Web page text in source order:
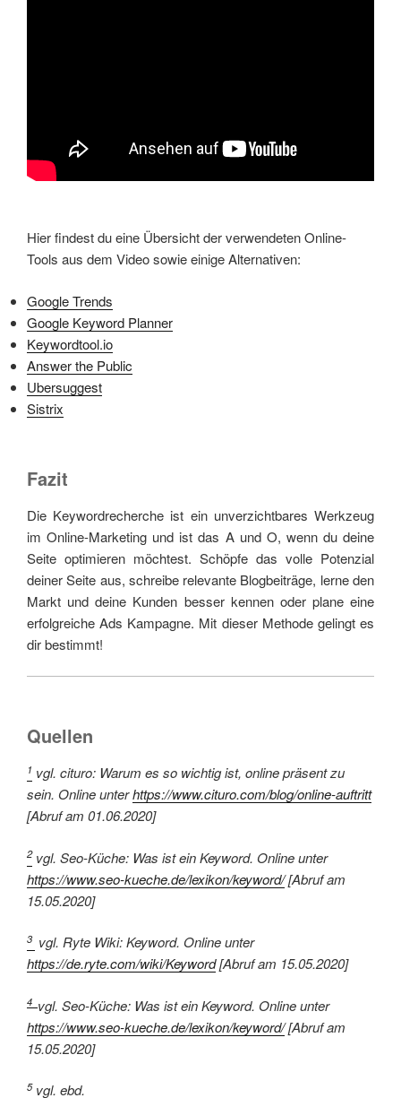
Hier findest du eine Übersicht der verwendeten Online-
Tools aus dem Video sowie einige Alternativen:
Google Trends
Google Keyword Planner
Keywordtool.io
Answer the Public
Ubersuggest
Sistrix
Fazit
Die Keywordrecherche ist ein unverzichtbares Werkzeug
im Online-Marketing und ist das A und O, wenn du deine
Seite optimieren möchtest. Schöpfe das volle Potenzial
deiner Seite aus, schreibe relevante Blogbeiträge, lerne den
Markt und deine Kunden besser kennen oder plane eine
erfolgreiche Ads Kampagne. Mit dieser Methode gelingt es
dir bestimmt!
Quellen
1 vgl. cituro: Warum es so wichtig ist, online präsent zu
sein. Online unterhttps://www.cituro.com/blog/online-auftritt
[Abruf am 01.06.2020]
2vgl. Seo-Küche: Was ist ein Keyword. Online unter
https://www.seo-kueche.de/lexikon/keyword/[Abruf am
15.05.2020]
3 vgl. Ryte Wiki: Keyword. Online unter
https://de.ryte.com/wiki/Keyword[Abruf am 15.05.2020]
4 vgl. Seo-Küche: Was ist ein Keyword. Online unter
https://www.seo-kueche.de/lexikon/keyword/[Abruf am
15.05.2020]
5vgl. ebd.